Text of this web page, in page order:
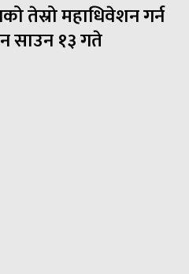
तेस्रो महाधिवेशन गर्न
साउन १३ गते